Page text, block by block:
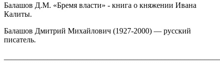
Балашов Д.М. «Бремя власти» - книга о княжении Ивана
Калиты.
Балашов Дмитрий Михайлович (1927-2000) — русский
писатель.